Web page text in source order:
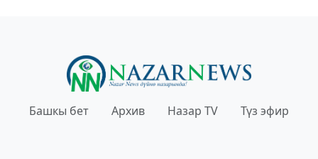
Башкы бет Архив Назар TV Түз эфир